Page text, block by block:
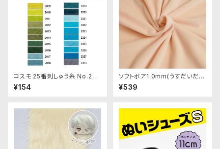
コスモ 25番刺しゅう糸 No.200
9‾2028
¥154
ソフトボア1.0mm(うすだいだ
い)SSB054 ぬいぐるみ用短毛
ボア生地 20cm
¥539